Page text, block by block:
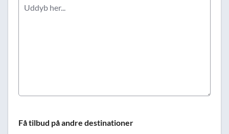
Få tilbud på andre destinationer